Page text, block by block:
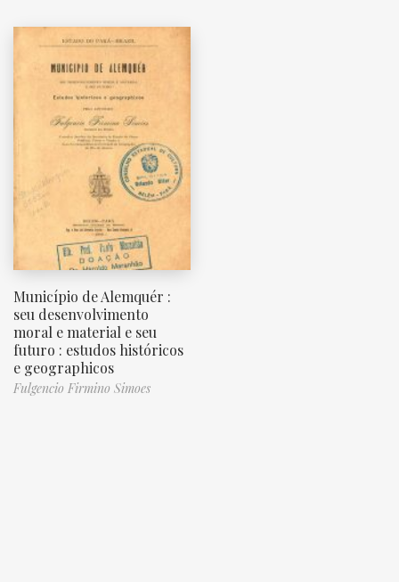
Município de Alemquér :
seu desenvolvimento
moral e material e seu
futuro : estudos históricos
e geographicos
Fulgencio Firmino Simoes